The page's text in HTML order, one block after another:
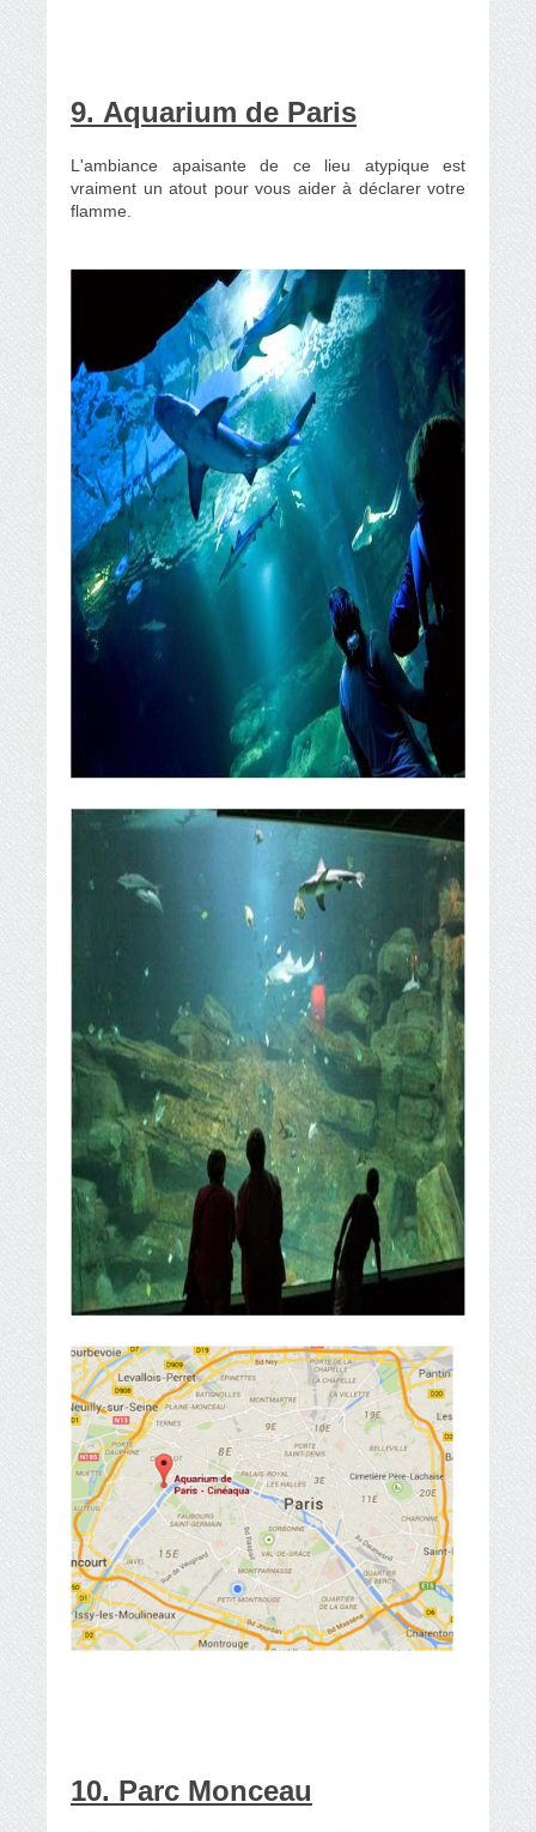
9. Aquarium de Paris
L'ambiance apaisante de ce lieu atypique est
vraiment un atout pour vous aider à déclarer votre
flamme.
10. Parc Monceau